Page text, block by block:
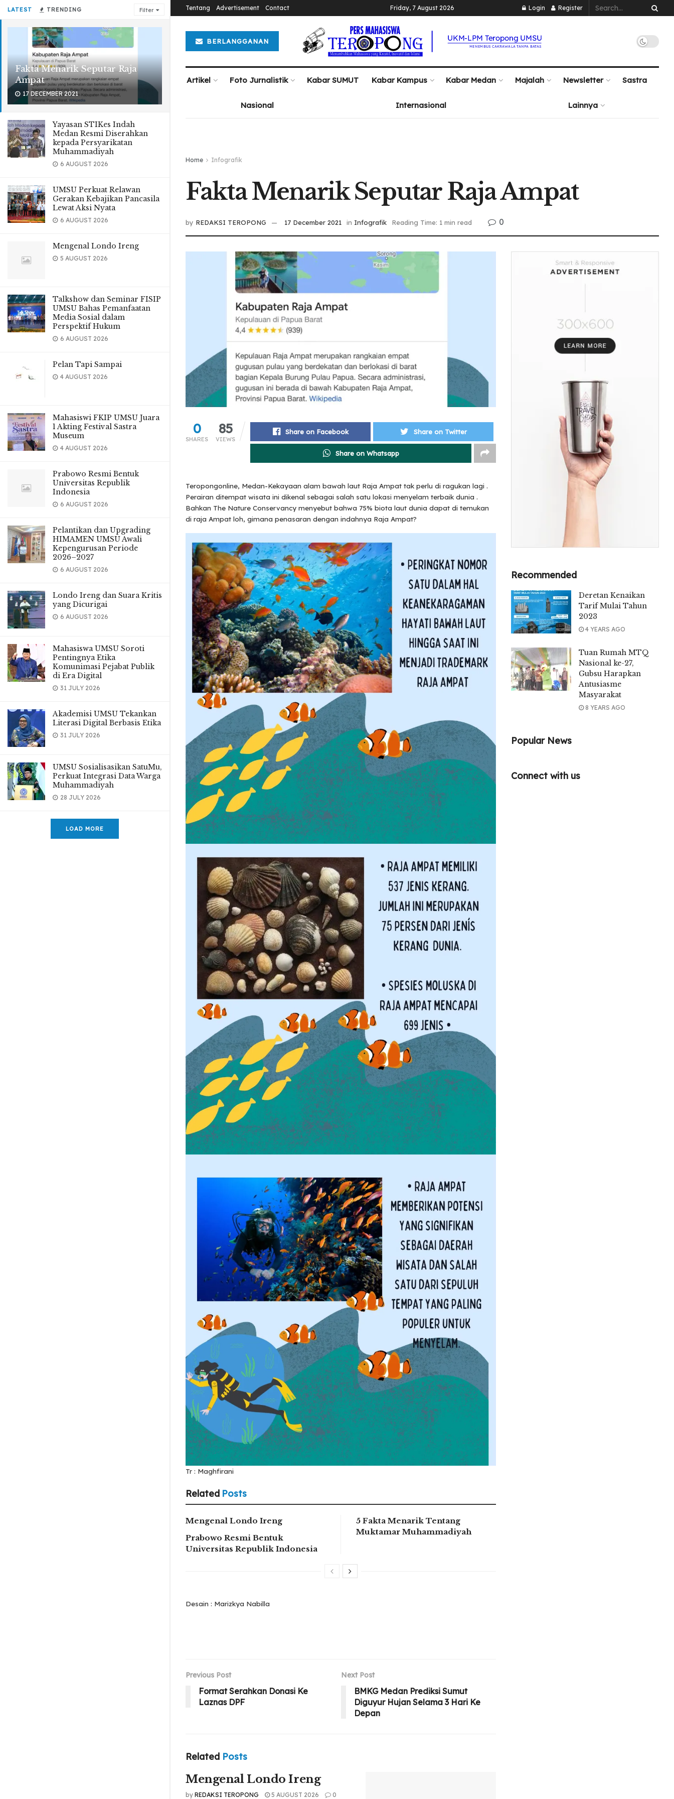
LATEST TRENDING Filter
Fakta Menarik Seputar Raja
Ampat
17 DECEMBER 2021
Yayasan STIKes Indah
Medan Resmi Diserahkan
kepada Persyarikatan
Muhammadiyah
6 AUGUST 2026
UMSU Perkuat Relawan
Gerakan Kebajikan Pancasila
Lewat Aksi Nyata
6 AUGUST 2026
Mengenal Londo Ireng
5 AUGUST 2026
Talkshow dan Seminar FISIP
UMSU Bahas Pemanfaatan
Media Sosial dalam
Perspektif Hukum
6 AUGUST 2026
Pelan Tapi Sampai
4 AUGUST 2026
Mahasiswi FKIP UMSU Juara
1 Akting Festival Sastra
Museum
4 AUGUST 2026
Prabowo Resmi Bentuk
Universitas Republik
Indonesia
6 AUGUST 2026
Pelantikan dan Upgrading
HIMAMEN UMSU Awali
Kepengurusan Periode
2026–2027
6 AUGUST 2026
Londo Ireng dan Suara Kritis
yang Dicurigai
6 AUGUST 2026
Mahasiswa UMSU Soroti
Pentingnya Etika
Komunimasi Pejabat Publik
di Era Digital
31 JULY 2026
Akademisi UMSU Tekankan
Literasi Digital Berbasis Etika
31 JULY 2026
UMSU Sosialisasikan SatuMu,
Perkuat Integrasi Data Warga
Muhammadiyah
28 JULY 2026
LOAD MORE
Tentang Advertisement Contact Friday, 7 August 2026 Login Register
BERLANGGANAN
Artikel Foto Jurnalistik Kabar SUMUT Kabar Kampus Kabar Medan Majalah Newsletter Sastra
Nasional Internasional Lainnya
Home Infografik
Fakta Menarik Seputar Raja Ampat
by REDAKSI TEROPONG 17 December 2021 in Infografik Reading Time: 1 min read 0
0
SHARES
85
VIEWS
Share on Facebook Share on Twitter
Share on Whatsapp
Teropongonline, Medan-Kekayaan alam bawah laut Raja Ampat tak perlu di ragukan lagi .
Perairan ditempat wisata ini dikenal sebagai salah satu lokasi menyelam terbaik dunia .
Bahkan The Nature Conservancy menyebut bahwa 75% biota laut dunia dapat di temukan
di raja Ampat loh, gimana penasaran dengan indahnya Raja Ampat?
Tr : Maghfirani
Related Posts
Mengenal Londo Ireng
Prabowo Resmi Bentuk
Universitas Republik Indonesia
5 Fakta Menarik Tentang
Muktamar Muhammadiyah
Desain : Marizkya Nabilla
Previous Post
Format Serahkan Donasi Ke
Laznas DPF
Next Post
BMKG Medan Prediksi Sumut
Diguyur Hujan Selama 3 Hari Ke
Depan
Related Posts
Mengenal Londo Ireng
by REDAKSI TEROPONG 5 AUGUST 2026 0
Recommended
Deretan Kenaikan
Tarif Mulai Tahun
2023
4 YEARS AGO
Tuan Rumah MTQ
Nasional ke-27,
Gubsu Harapkan
Antusiasme
Masyarakat
8 YEARS AGO
Popular News
Connect with us